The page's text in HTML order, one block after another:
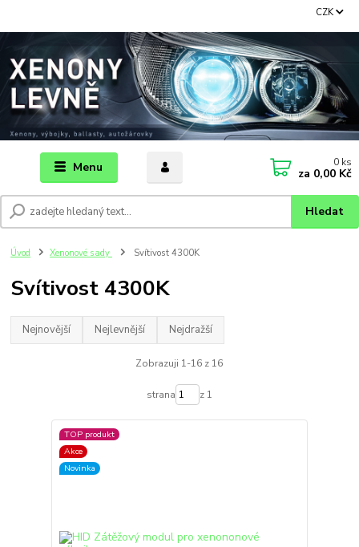
Menu
CZK
Hledat
0 ks
za 0,00 Kč
Úvod Xenonové sady Svítivost 4300K
Svítivost 4300K
Nejnovější Nejlevnější Nejdražší
Zobrazuji 1-16 z 16
strana z 1
TOP produkt
Akce
Novinka